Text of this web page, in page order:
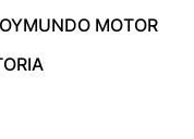
MUNDO MOTOR